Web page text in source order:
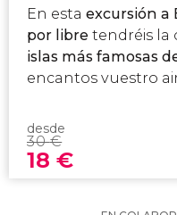
En esta excursión a
por libre tendréis la
islas más famosas
encantos vuestro
desde
30€
18 €